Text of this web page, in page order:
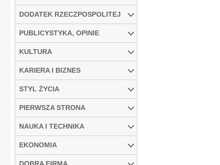
DODATEK RZECZPOSPOLITEJ
PUBLICYSTYKA, OPINIE
KULTURA
KARIERA I BIZNES
STYL ŻYCIA
PIERWSZA STRONA
NAUKA I TECHNIKA
EKONOMIA
DOBRA FIRMA